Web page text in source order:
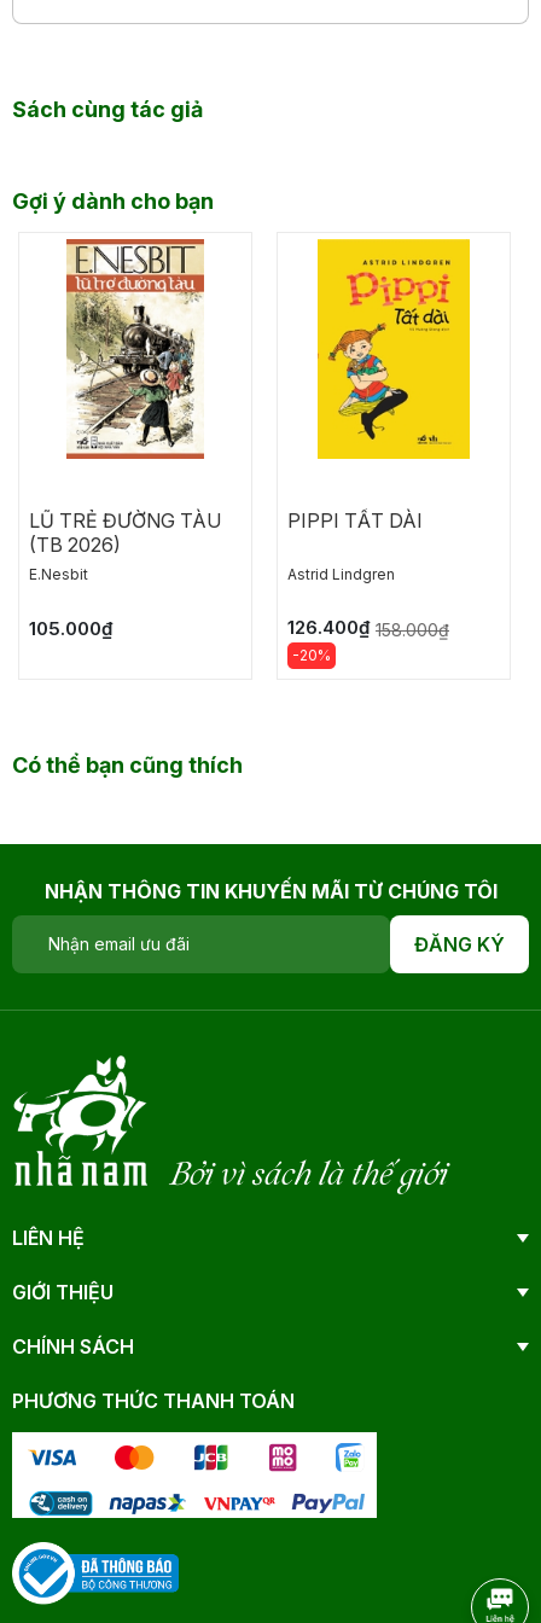
Sách cùng tác giả
Gợi ý dành cho bạn
LŨ TRẺ ĐƯỜNG TÀU
(TB 2026)
E.Nesbit
105.000₫
PIPPI TẤT DÀI
Astrid Lindgren
126.400₫ 158.000₫
-20%
Có thể bạn cũng thích
NHẬN THÔNG TIN KHUYẾN MÃI TỪ CHÚNG TÔI
ĐĂNG KÝ
Bởi vì sách là thế giới
LIÊN HỆ
GIỚI THIỆU
CHÍNH SÁCH
PHƯƠNG THỨC THANH TOÁN